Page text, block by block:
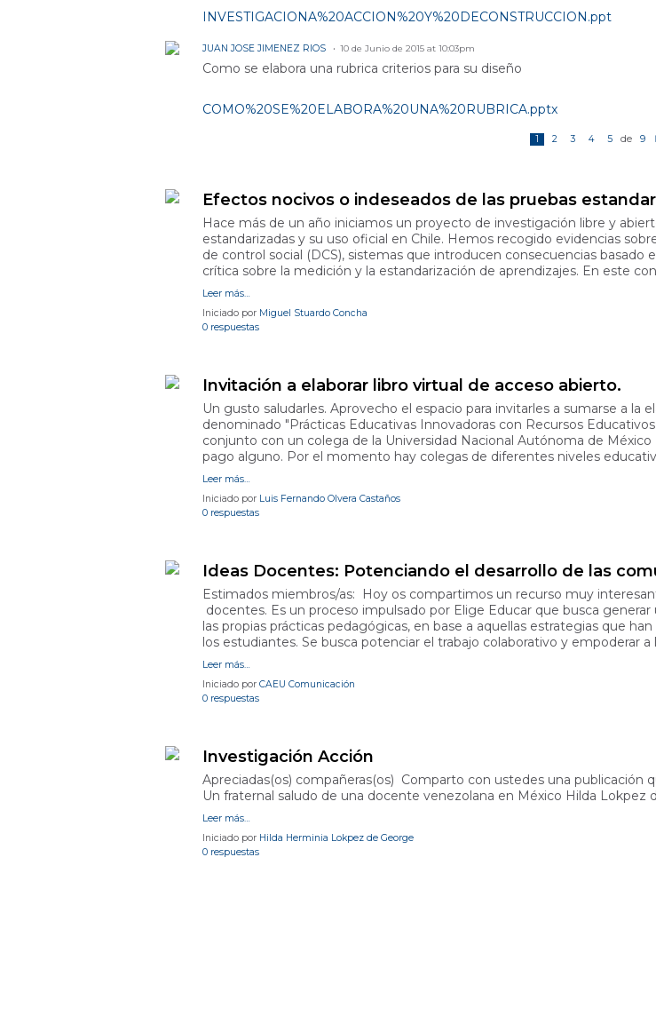
INVESTIGACIONA%20ACCION%20Y%20DECONSTRUCCION.ppt
JUAN JOSE JIMENEZ RIOS 10 de Junio de 2015 at 10:03pm
Como se elabora una rubrica criterios para su diseño
COMO%20SE%20ELABORA%20UNA%20RUBRICA.pptx
1 2 3 4 5 de 9
Efectos nocivos o indeseados de las pruebas
Hace más de un año iniciamos un proyecto de investigación libre y
estandarizadas y su uso oficial en Chile. Hemos recogido evidencias
de control social (DCS), sistemas que introducen consecuencias
crítica sobre la medición y la estandarización de aprendizajes. En este
Leer más…
Iniciado por Miguel Stuardo Concha
0 respuestas
Invitación a elaborar libro virtual de acceso abierto.
Un gusto saludarles. Aprovecho el espacio para invitarles a sumarse a la
denominado "Prácticas Educativas Innovadoras con Recursos
conjunto con un colega de la Universidad Nacional Autónoma de
pago alguno. Por el momento hay colegas de diferentes niveles
Leer más…
Iniciado por Luis Fernando Olvera Castaños
0 respuestas
Ideas Docentes: Potenciando el desarrollo de las
Estimados miembros/as: Hoy os compartimos un recurso muy
docentes. Es un proceso impulsado por Elige Educar que busca
las propias prácticas pedagógicas, en base a aquellas estrategias que
los estudiantes. Se busca potenciar el trabajo colaborativo y empoderar
Leer más…
Iniciado por CAEU Comunicación
0 respuestas
Investigación Acción
Apreciadas(os) compañeras(os) Comparto con ustedes una publicación
Un fraternal saludo de una docente venezolana en México Hilda Lokpez
Leer más…
Iniciado por Hilda Herminia Lokpez de George
0 respuestas